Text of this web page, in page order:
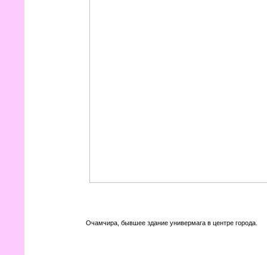
Очамчира, бывшее здание универмага в центре города.